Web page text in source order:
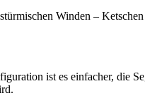
Winden –
ist es einfacher, die